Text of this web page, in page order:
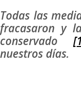
Todas las
fracasaron y
conservado
nuestros días.